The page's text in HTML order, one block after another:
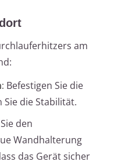
am
Befestigen Sie die
die Stabilität.
den
Wandhalterung
das Gerät sicher